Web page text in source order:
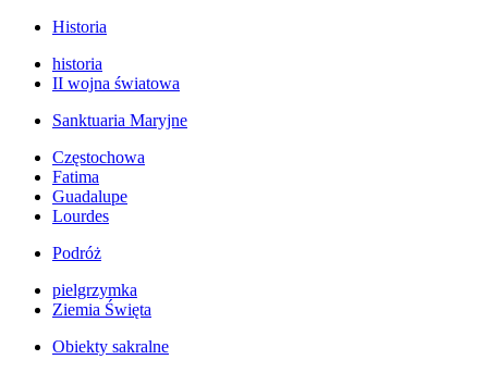
Historia
historia
II wojna światowa
Sanktuaria Maryjne
Częstochowa
Fatima
Guadalupe
Lourdes
Podróż
pielgrzymka
Ziemia Święta
Obiekty sakralne